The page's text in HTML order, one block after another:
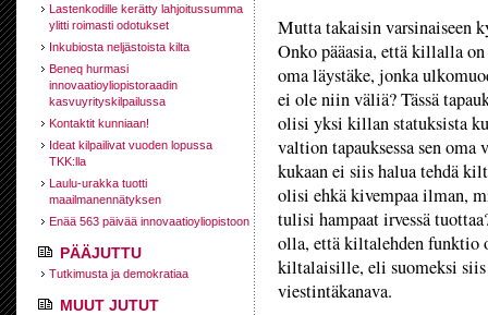
Lastenkodille kerätty lahjoitussumma
ylitti roimasti odotukset
Inkubiosta neljästoista kilta
Beneq hurmasi
innovaatioyliopistoraadin
kasvuyrityskilpailussa
Kontaktit kunniaan!
Ideat kilpailivat vuoden lopussa
TKK:lla
Laulu-urakka tuotti
maailmanennätyksen
Enää 563 päivää innovaatioyliopistoon
PÄÄJUTTU
Tutkimusta ja demokratiaa
MUUT JUTUT
Mutta takaisin varsinaiseen
Onko pääasia, että killalla
oma läystäke, jonka
ei ole niin väliä? Tässä
olisi yksi killan statuksista
valtion tapauksessa sen oma
kukaan ei siis halua tehdä
olisi ehkä kivempaa ilman,
tulisi hampaat irvessä
olla, että kiltalehden funktio
kiltalaisille, eli suomeksi
viestintäkanava.